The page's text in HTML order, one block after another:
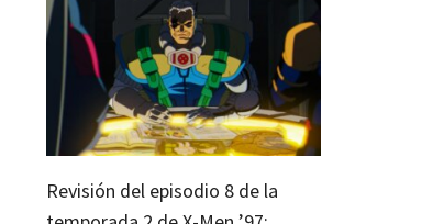
Revisión del episodio 8 de la